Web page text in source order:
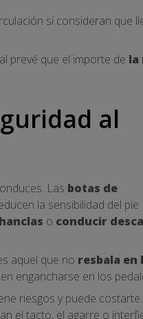
si consideran que
prevé que el importe de la
al
Las botas de
la sensibilidad del pie
o conducir
aquel que no resbala en
engancharse en los
riesgos y puede costarte
el tacto, el agarre o